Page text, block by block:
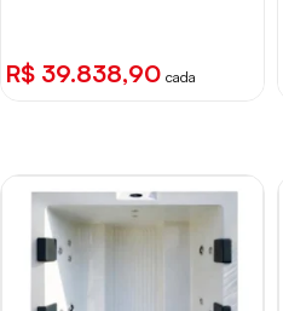
R$ 39.838,90 cada